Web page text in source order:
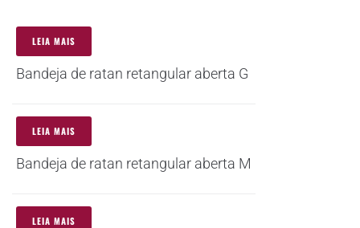
LEIA MAIS
Bandeja de ratan retangular aberta G
LEIA MAIS
Bandeja de ratan retangular aberta M
LEIA MAIS